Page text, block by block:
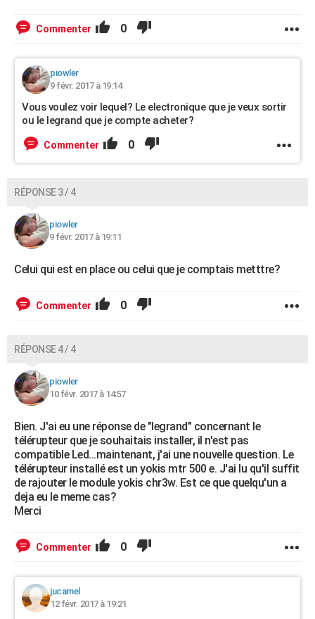
Commenter 0
piowler
9 févr. 2017 à 19:14
Vous voulez voir lequel? Le electronique que je veux sortir
ou le legrand que je compte acheter?
Commenter 0
RÉPONSE 3 / 4
piowler
9 févr. 2017 à 19:11
Celui qui est en place ou celui que je comptais metttre?
Commenter 0
RÉPONSE 4 / 4
piowler
10 févr. 2017 à 14:57
Bien. J'ai eu une réponse de "legrand" concernant le
télérupteur que je souhaitais installer, il n'est pas
compatible Led...maintenant, j'ai une nouvelle question. Le
télérupteur installé est un yokis mtr 500 e. J'ai lu qu'il suffit
de rajouter le module yokis chr3w. Est ce que quelqu'un a
deja eu le meme cas?
Merci
Commenter 0
jucamel
12 févr. 2017 à 19:21